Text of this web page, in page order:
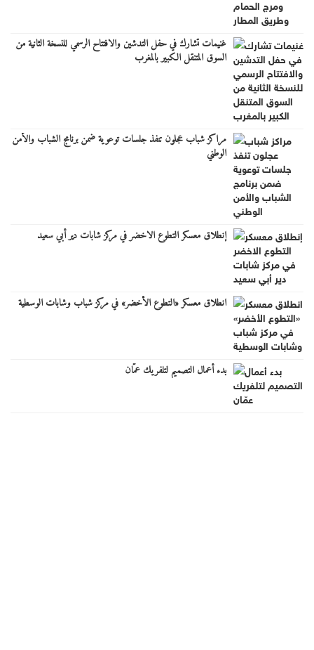
غنيمات تشارك في حفل التدشين والافتتاح الرسمي للنسخة الثانية من
السوق المتنقل الكبير بالمغرب
مراكز شباب عجلون تنفذ جلسات توعوية ضمن برنامج الشباب والأمن
الوطني
إنطلاق معسكر التطوع الاخضر في مركز شابات دير أبي سعيد
انطلاق معسكر «التطوع الأخضر» في مركز شباب وشابات الوسطية
بدء أعمال التصميم لتلفريك عمّان